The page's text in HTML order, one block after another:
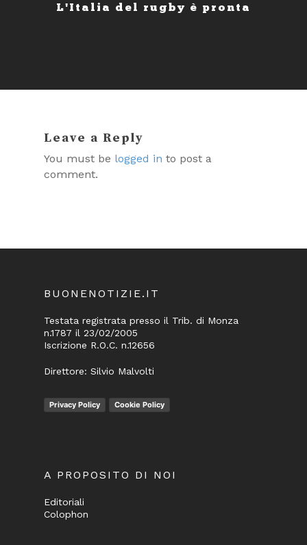
L'Italia del rugby è pronta
Leave a Reply
You must be logged in to post a
comment.
BUONENOTIZIE.IT
Testata registrata presso il Trib. di Monza
n.1787 il 23/02/2005
Iscrizione R.O.C. n.12656
Direttore: Silvio Malvolti
Privacy Policy Cookie Policy
A PROPOSITO DI NOI
Editoriali
Colophon